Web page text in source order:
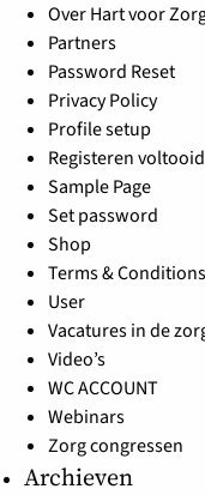
Over Hart voor
Partners
Password Reset
Privacy Policy
Profile setup
Registeren voltooid
Sample Page
Set password
Shop
Terms & Conditions
User
Vacatures in de
Video’s
WC ACCOUNT
Webinars
Zorg congressen
Archieven